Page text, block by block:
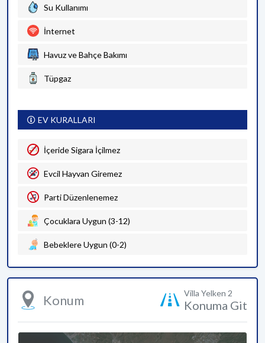
Su Kullanımı
İnternet
Havuz ve Bahçe Bakımı
Tüpgaz
EV KURALLARI
İçeride Sigara İçilmez
Evcil Hayvan Giremez
Parti Düzenlenemez
Çocuklara Uygun (3-12)
Bebeklere Uygun (0-2)
Konum Villa Yelken 2
Konuma Git